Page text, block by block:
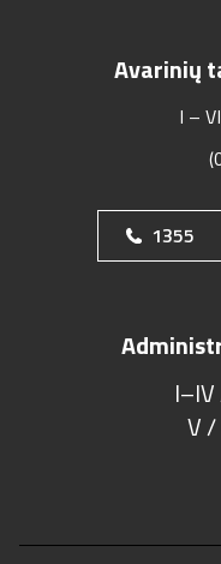
Avarinių
I –
1355
V